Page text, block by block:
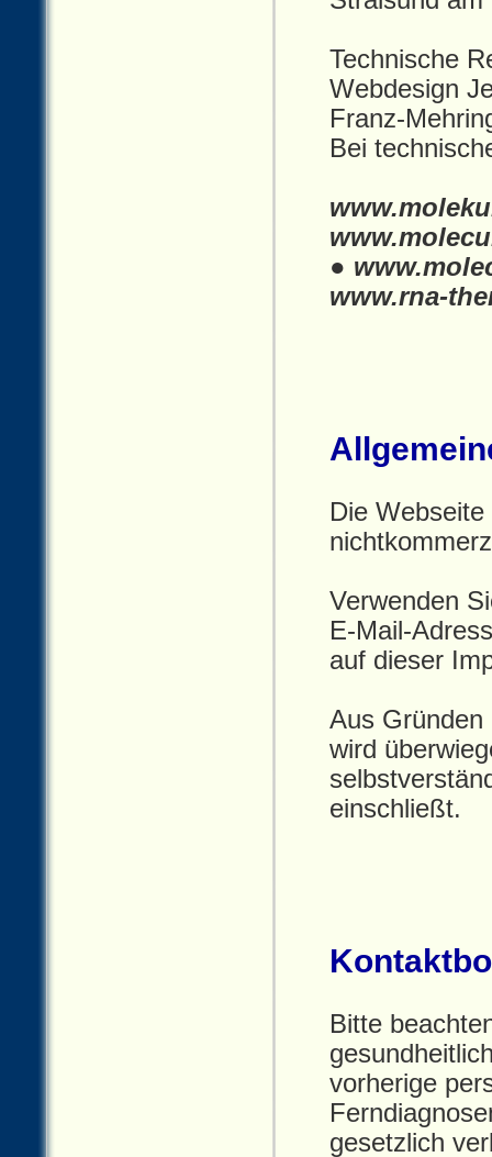
Technische
Webdesign
Franz-
Bei
●
www.rna-
Die
Verwenden
auf dieser
Aus Gründen
wird
einschließt.
Bitte
vorherige
gesetzlich